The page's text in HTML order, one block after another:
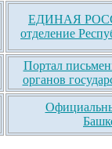
ЕДИНАЯ
отделение
Портал
органов